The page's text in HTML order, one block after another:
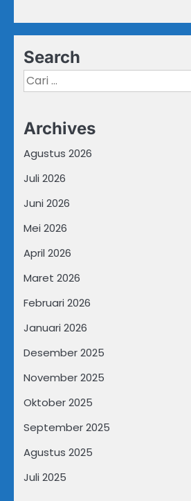
Search
Cari
untuk:
Archives
Agustus 2026
Juli 2026
Juni 2026
Mei 2026
April 2026
Maret 2026
Februari 2026
Januari 2026
Desember 2025
November 2025
Oktober 2025
September 2025
Agustus 2025
Juli 2025